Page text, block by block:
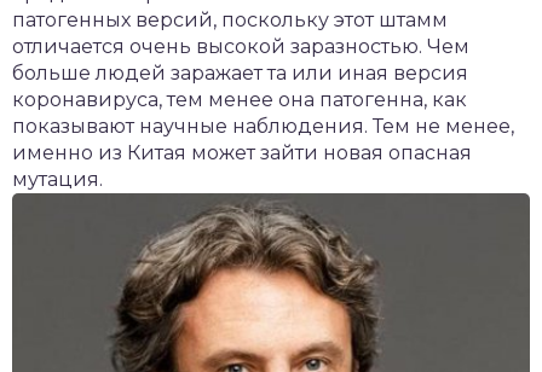
патогенных версий, поскольку этот штамм
отличается очень высокой заразностью. Чем
больше людей заражает та или иная версия
коронавируса, тем менее она патогенна, как
показывают научные наблюдения. Тем не менее,
именно из Китая может зайти новая опасная
мутация.